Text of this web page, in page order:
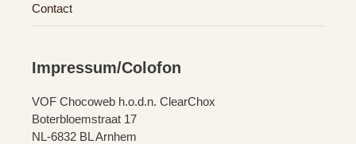
Contact
Impressum/Colofon
VOF Chocoweb h.o.d.n. ClearChox
Boterbloemstraat 17
NL-6832 BL Arnhem